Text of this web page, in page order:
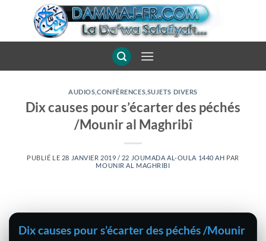
AUDIOS CONFÉRENCES SUJETS DIVERS
Dix causes pour s’écarter des péchés
/Mounir al Maghribî
PUBLIÉ LE 28 JANVIER 2019 / 22 JOUMADA AL-OULA 1440 AH PAR
MOUNIR AL MAGHRIBI
Dix causes pour s’écarter des péchés /Mounir al